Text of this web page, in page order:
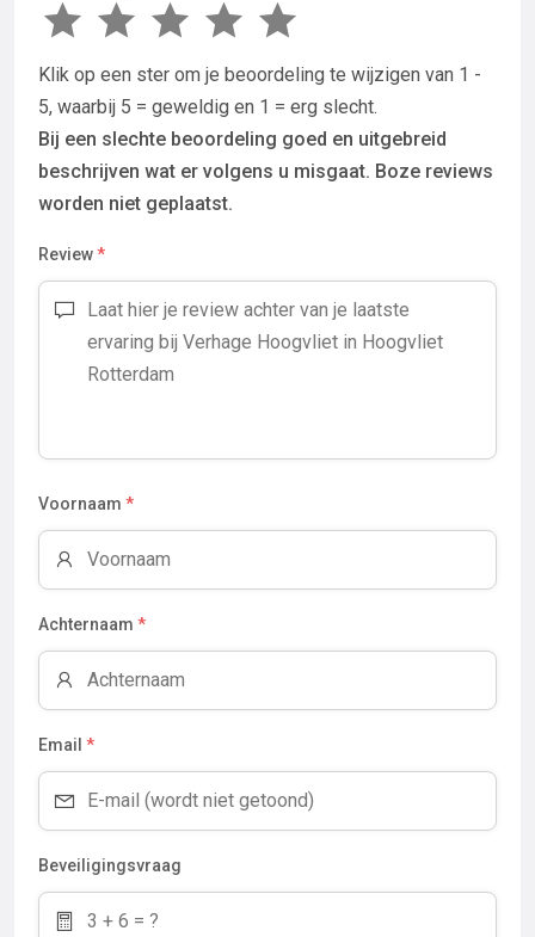
Klik op een ster om je beoordeling te wijzigen van 1 -
5, waarbij 5 = geweldig en 1 = erg slecht.
Bij een slechte beoordeling goed en uitgebreid
beschrijven wat er volgens u misgaat. Boze reviews
worden niet geplaatst.
Review*
Voornaam *
Achternaam *
Email *
Beveiligingsvraag